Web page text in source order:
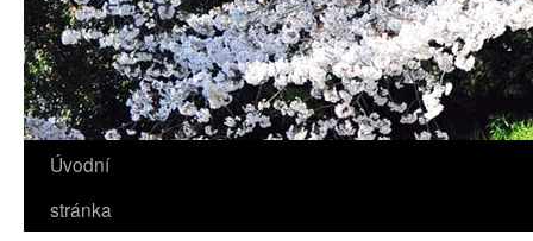
Přejít
Úvodní
stránka